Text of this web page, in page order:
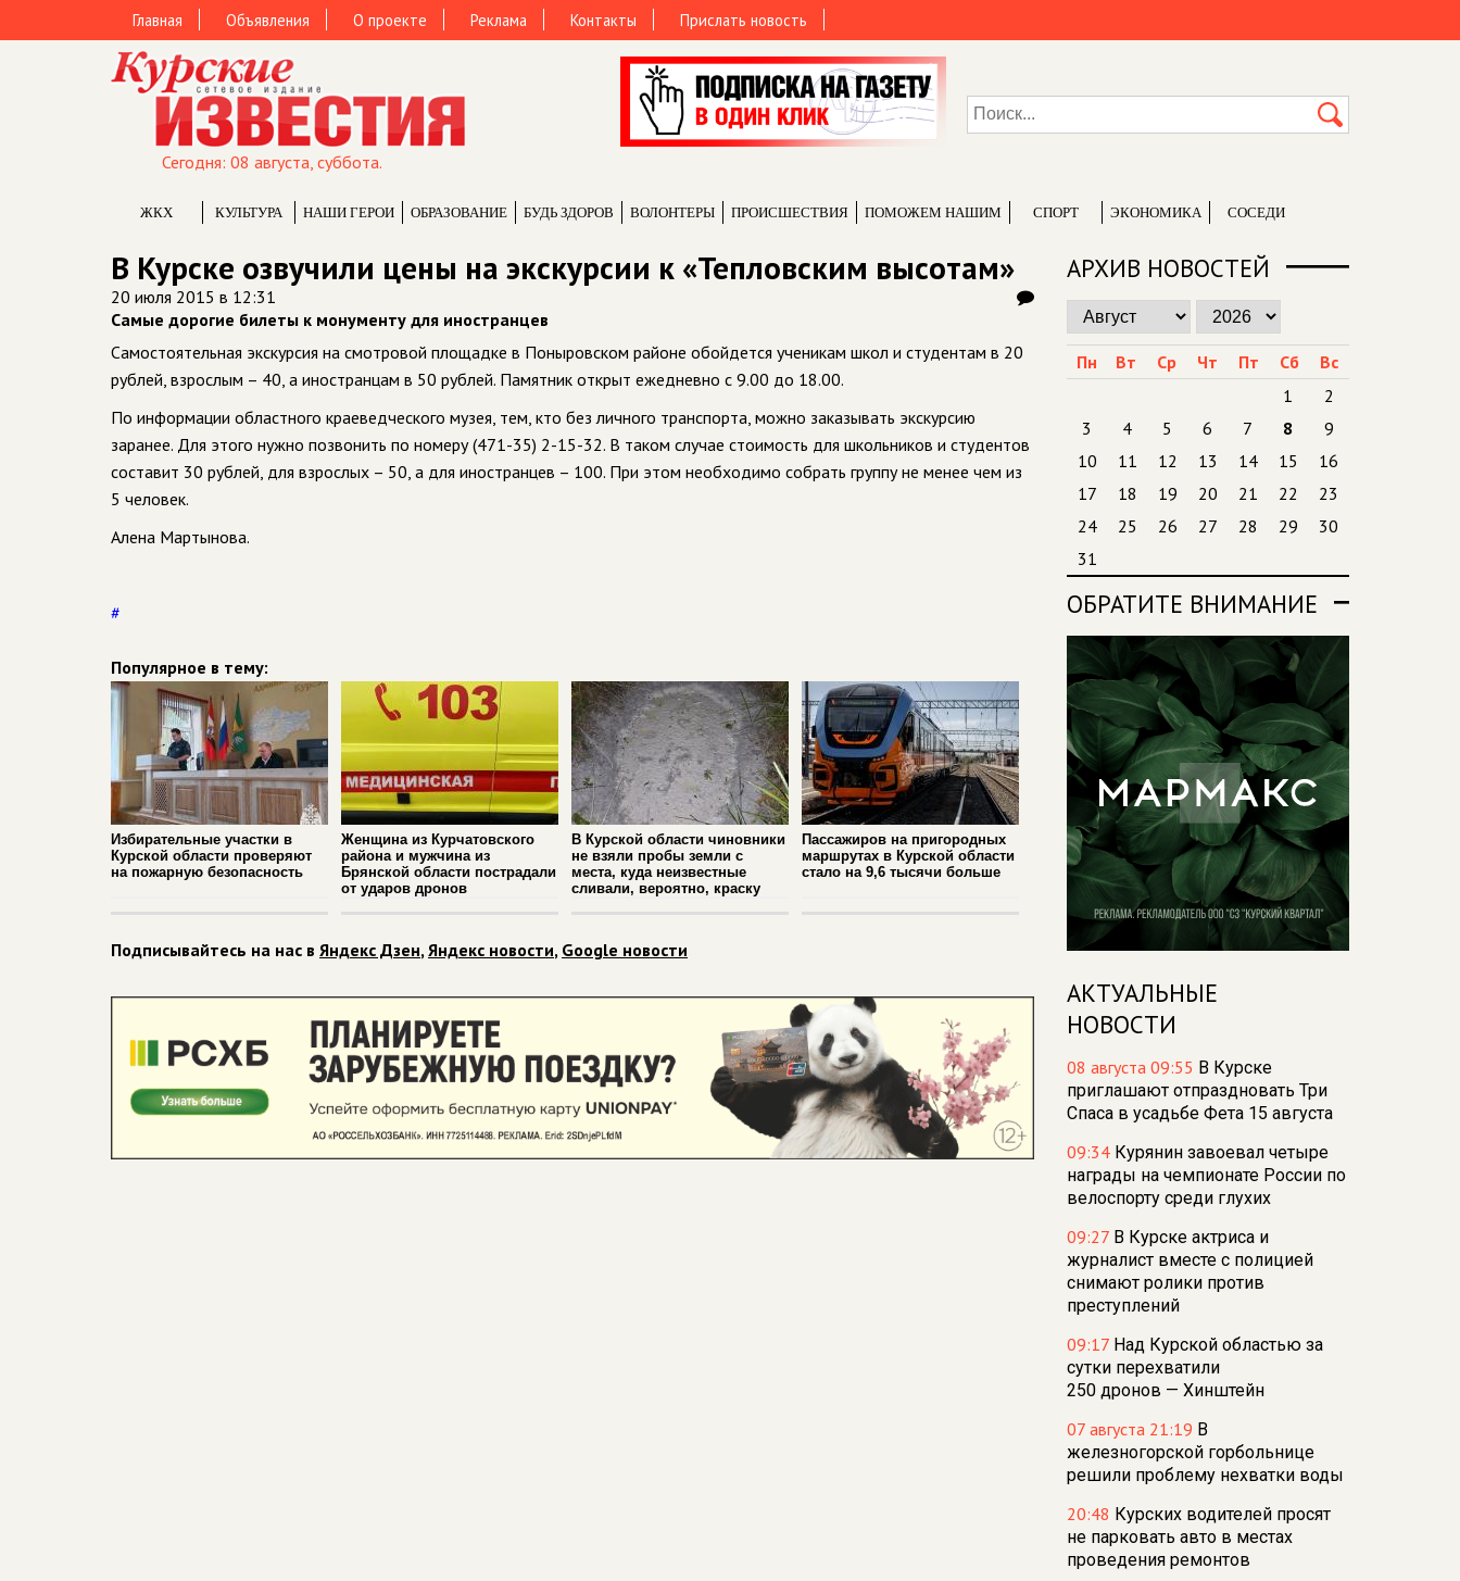
Главная Объявления О проекте Реклама Контакты Прислать новость
Сегодня: 08 августа, суббота.
ЖКХ КУЛЬТУРА НАШИ ГЕРОИ ОБРАЗОВАНИЕ БУДЬ ЗДОРОВ ВОЛОНТЕРЫ ПРОИCШЕСТВИЯ ПОМОЖЕМ НАШИМ СПОРТ ЭКОНОМИКА СОСЕДИ
В Курске озвучили цены на экскурсии к «Тепловским высотам»
20 июля 2015 в 12:31
Самые дорогие билеты к монументу для иностранцев
Самостоятельная экскурсия на смотровой площадке в Поныровском районе обойдется ученикам школ и студентам в 20
рублей, взрослым – 40, а иностранцам в 50 рублей. Памятник открыт ежедневно с 9.00 до 18.00.
По информации областного краеведческого музея, тем, кто без личного транспорта, можно заказывать экскурсию
заранее. Для этого нужно позвонить по номеру (471-35) 2-15-32. В таком случае стоимость для школьников и студентов
составит 30 рублей, для взрослых – 50, а для иностранцев – 100. При этом необходимо собрать группу не менее чем из
5 человек.
Алена Мартынова.
#
Популярное в тему:
Избирательные участки в
Курской области проверяют
на пожарную безопасность
Женщина из Курчатовского
района и мужчина из
Брянской области пострадали
от ударов дронов
В Курской области чиновники
не взяли пробы земли с
места, куда неизвестные
сливали, вероятно, краску
Пассажиров на пригородных
маршрутах в Курской области
стало на 9,6 тысячи больше
Подписывайтесь на нас в Яндекс Дзен,Яндекс новости, Google новости
АРХИВ НОВОСТЕЙ
Пн Вт Ср Чт Пт Сб
Вс
1
2
3
4 5 6 7 8
9
10
11 12 13 14 15
16
17
18 19 20 21 22
23
24
25 26 27 28 29
30
31
ОБРАТИТЕ ВНИМАНИЕ
АКТУАЛЬНЫЕ
НОВОСТИ
08 августа 09:55 В Курске
приглашают отпраздновать Три
Спаса в усадьбе Фета 15 августа
09:34 Курянин завоевал четыре
награды на чемпионате России по
велоспорту среди глухих
09:27 В Курске актриса и
журналист вместе с полицией
снимают ролики против
преступлений
09:17 Над Курской областью за
сутки перехватили
250 дронов — Хинштейн
07 августа 21:19 В
железногорской горбольнице
решили проблему нехватки воды
20:48 Курских водителей просят
не парковать авто в местах
проведения ремонтов